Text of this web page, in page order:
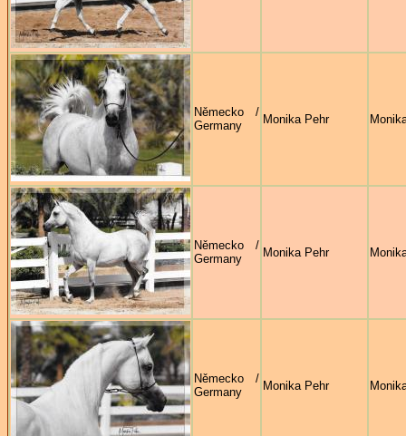
Německo /
Germany
Monika Pehr
Německo /
Germany
Monika Pehr
Německo /
Germany
Monika Pehr